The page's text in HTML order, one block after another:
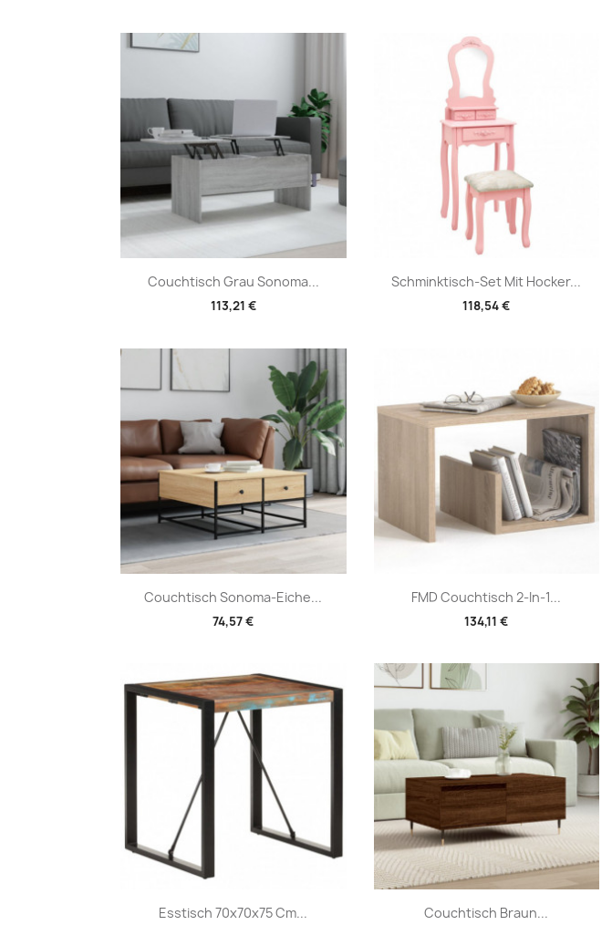
Couchtisch Grau Sonoma...
113,21 €
Vorschau Schminktisch-Set Mit Hocker...
118,54 €
Vorschau
Couchtisch Sonoma-Eiche...
74,57 €
Vorschau FMD Couchtisch 2-In-1...
134,11 €
Vorschau
Esstisch 70x70x75 Cm...
Vorschau Couchtisch Braun...
Vorschau